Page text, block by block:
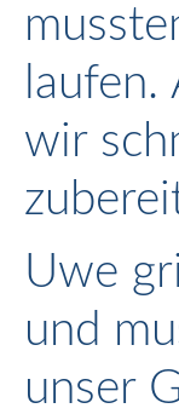
wir
Uwe
und
unser